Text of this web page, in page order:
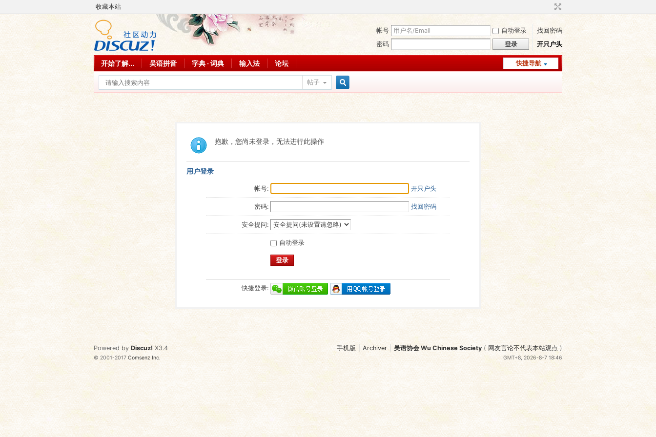
收藏本站
帐号 自动登录
找回密码
密码
登录 开只户头
快捷导航
开始了解... 吴语拼音 字典 · 词典 输入法 论坛
帖子
抱歉，您尚未登录，无法进行此操作
用户登录
帐号: 开只户头
密码: 找回密码
安全提问:
自动登录
登录
快捷登录:
手机版 Archiver 吴语协会 Wu Chinese Society ( 网友言论不代表本站观点 )
GMT+8, 2026-8-7 18:46
Powered by Discuz! X3.4
© 2001-2017Comsenz Inc.